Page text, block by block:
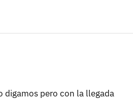
digamos pero con la llegada